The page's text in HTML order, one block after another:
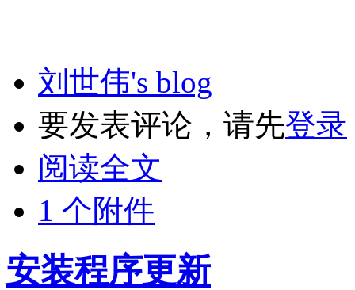
刘世伟's blog
要发表评论，请先登录
阅读全文
1 个附件
安装程序更新